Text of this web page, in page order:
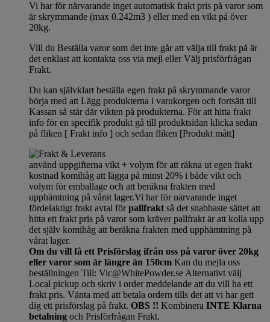
Vi har för närvarande inget automatisk frakt pris på varor som
är skrymmande (max 0.242m3 ) eller med en vikt på över
20kg.
Vill du Beställa varor som det inte går att välja till frakt på är
det enklast att kontakta oss via mejl eller Välj prisförfrågan
Frakt.
Du kan självklart beställa egen frakt på skrymmande varor
börja med att Lägg produkterna i varukorgen och fortsätt till
Kassan så står där vikten på produkterna. För att hitta frakt
info för en specifik produkt gå till produktsidan klicka sedan
på fliken [ Frakt info ] och sedan fliken [Produkt mått]
använd uppgifterna vikt + volym för att räkna ut egen frakt
kostnad komihåg att lägga på minst 20% i både vikt och
volym för emballage och att beräkna frakten med
upphämtning på vårat lager.Vi har för närvarande inget
fördelaktigt frakt avtal förpallfrakt så det snabbaste sättet att
hitta ett frakt pris på varor som kräver pallfrakt är att kolla upp
det själv komihåg att beräkna frakten med upphämtning på
vårat lager.
Om du vill få ett Prisförslag ifrån oss på varor över 20kg
eller varor som är längre än 150cm Kan du mejla oss
beställningen Till: Vic@WhitePowder.se Alternativt välj
Local pickup och skriv i order meddelande att du vill ha ett
frakt pris. Vänta med att betala ordern tills det att vi har gett
dig ett prisförslag på frakt. OBS !! Kombinera INTE Klarna
betalning och Prisförfrågan Frakt.